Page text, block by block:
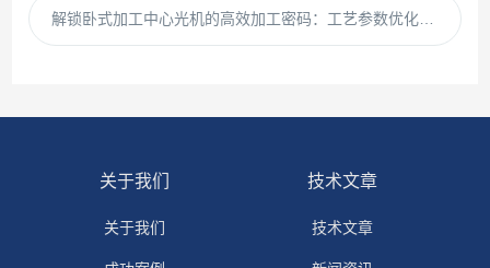
关于我们
关于我们
技术文章
技术文章